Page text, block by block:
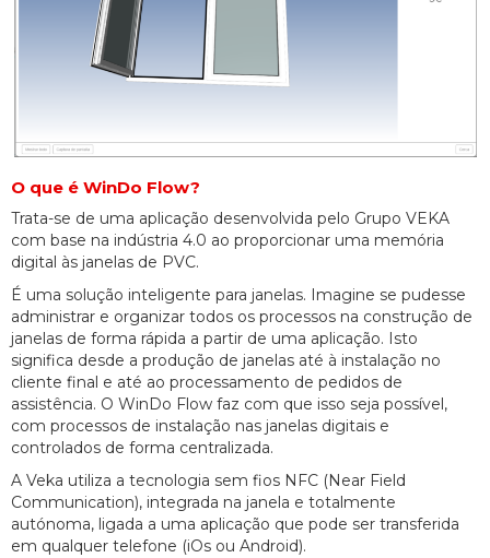
O que é WinDo Flow?
Trata-se de uma aplicação desenvolvida pelo Grupo VEKA
com base na indústria 4.0 ao proporcionar uma memória
digital às janelas de PVC.
É uma solução inteligente para janelas. Imagine se pudesse
administrar e organizar todos os processos na construção de
janelas de forma rápida a partir de uma aplicação. Isto
significa desde a produção de janelas até à instalação no
cliente final e até ao processamento de pedidos de
assistência. O WinDo Flow faz com que isso seja possível,
com processos de instalação nas janelas digitais e
controlados de forma centralizada.
A Veka utiliza a tecnologia sem fios NFC (Near Field
Communication), integrada na janela e totalmente
autónoma, ligada a uma aplicação que pode ser transferida
em qualquer telefone (iOs ou Android).